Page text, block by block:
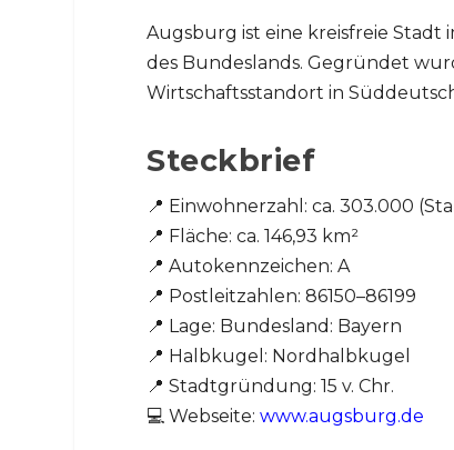
Augsburg ist eine kreisfreie Stadt
des Bundeslands. Gegründet
Wirtschaftsstandort in
Steckbrief
📍 Einwohnerzahl: ca. 303.000
📍 Fläche: ca. 146,93 km²
📍 Autokennzeichen: A
📍 Postleitzahlen: 86150–86199
📍 Lage: Bundesland: Bayern
📍 Halbkugel: Nordhalbkugel
📍 Stadtgründung: 15 v. Chr.
💻 Webseite: www.augsburg.de